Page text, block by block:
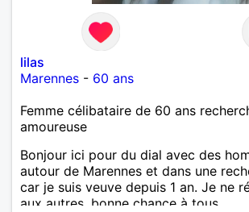
lilas
Marennes - 60 ans
Femme célibataire de 60 ans
amoureuse
Bonjour ici pour du dial avec des
autour de Marennes et dans une
car je suis veuve depuis 1 an. Je ne
aux autres, bonne chance à tous.